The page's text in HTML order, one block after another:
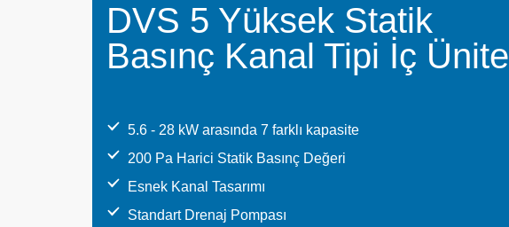
DVS 5 Yüksek Statik
Basınç Kanal Tipi İç Ünite
5.6 - 28 kW arasında 7 farklı kapasite
200 Pa Harici Statik Basınç Değeri
Esnek Kanal Tasarımı
Standart Drenaj Pompası